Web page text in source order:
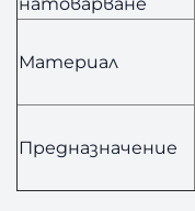
Материал
Предназначение